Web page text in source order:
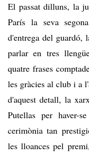
El passat dilluns, la
París la seva
d'entrega del guardó,
parlar en tres
quatre frases
les gràcies al club i a
d'aquest detall, la
Putellas per haver-
cerimònia tan
les lloances pel